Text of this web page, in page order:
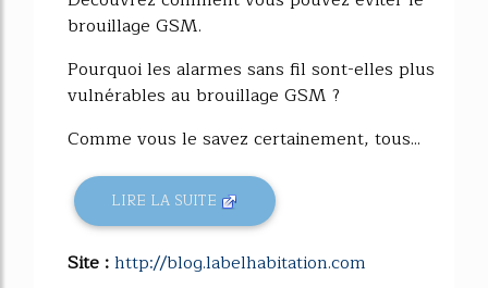
brouillage GSM.
Pourquoi les alarmes sans fil sont-elles plus
vulnérables au brouillage GSM ?
Comme vous le savez certainement, tous...
LIRE LA SUITE
Site :http://blog.labelhabitation.com